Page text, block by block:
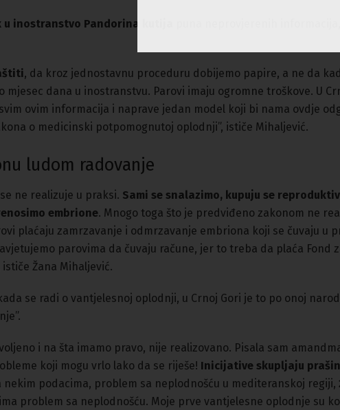
u inostranstvo Pandorina kutija
, da kroz jednostavnu proceduru dobijemo papire, a ne da
mjesec dana u inostranstvu. Parovi imaju ogromne troškove. U
ovim informacija i naprave jedan model koji bi nama ovdje
o medicinski potpomognutoj oplodnji”, ističe Mihaljević.
ludom radovanje
ne realizuje u praksi. Sami se snalazimo, kupuju se
embrione. Mnogo toga što je predviđeno zakonom ne
plaćaju zamrzavanje i odmrzavanje embriona koji se čuvaju u
parovima da čuvaju račune, jer to treba da plaća Fond
Žana Mihaljević.
se radi o vantjelesnoj oplodnji, u Crnoj Gori je to po onoj
i na šta imamo pravo, nije realizovano. Pisala sam
koji mogu vrlo lako da se riješe! Inicijative skupljaju
nekim podacima, problem sa neplodnošću u mediteranskoj regiji,
problem sa neplodnošću. Moje prve vantjelesne oplodnje su